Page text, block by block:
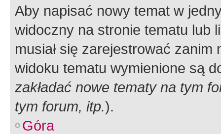
Aby napisać nowy temat w
widoczny na stronie tematu lub
musiał się zarejestrować
widoku tematu wymienione są
zakładać nowe tematy na tym
tym forum, itp.).
Góra